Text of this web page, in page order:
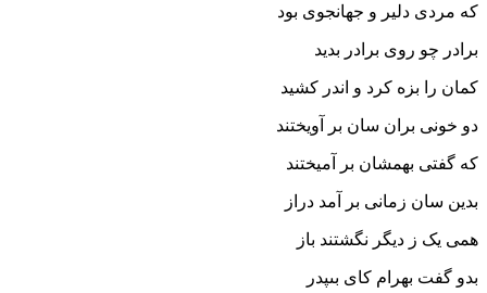
که مردى دلیر و جهانجوى بود
برادر چو روى برادر بدید
کمان را بزه کرد و اندر کشید
دو خونى بران سان بر آویختند
که گفتى بهمشان بر آمیختند
بدین سان زمانى بر آمد دراز
همى یک ز دیگر نگشتند باز
بدو گفت بهرام کاى بى‏پدر